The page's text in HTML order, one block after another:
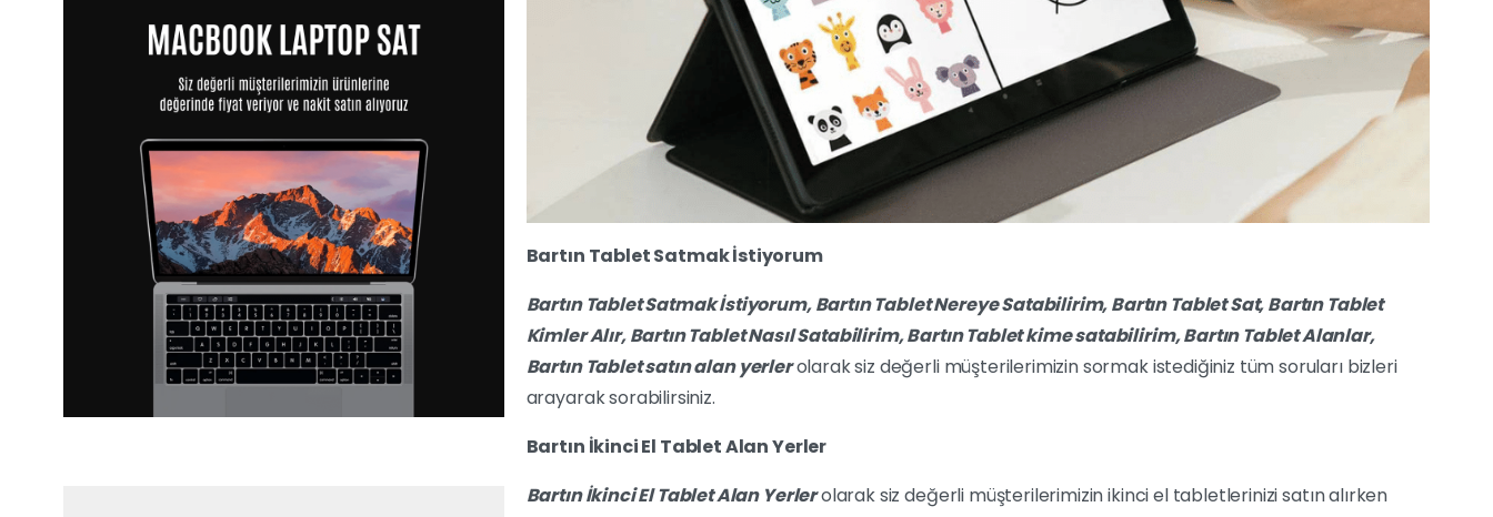
Bartın Tablet Satmak İstiyorum
Bartın Tablet Satmak İstiyorum,BartınTablet Nereye Satabilirim,BartınTablet Sat,BartınTablet
Kimler Alır,BartınTablet Nasıl Satabilirim,BartınTablet kime satabilirim,BartınTablet Alanlar,
BartınTablet satın alan yerlerolarak siz değerli müşterilerimizin sormak istediğiniz tüm soruları bizleri
arayarak sorabilirsiniz.
Bartın İkinci El Tablet Alan Yerler
Bartın İkinci El Tablet Alan Yerlerolarak siz değerli müşterilerimizin ikinci el tabletlerinizi satın alırken